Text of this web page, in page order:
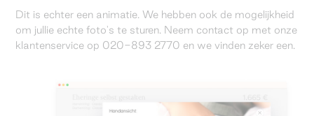
Dit is echter een animatie. We hebben ook de mogelijkheid
om jullie echte foto's te sturen. Neem contact op met onze
klantenservice op 020-893 2770 en we vinden zeker een.